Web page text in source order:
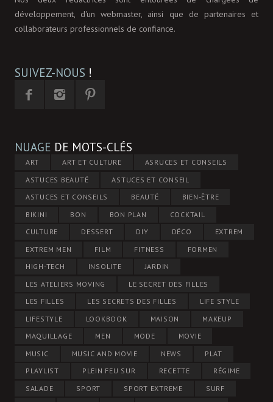
développement, d'un webmaster, ainsi que de partenaires et
collaborateurs professionnels de confiance.
SUIVEZ-NOUS !
NUAGE DE MOTS-CLÉS
ART ART ET CULTURE
ASRUCES ET CONSEILS
ASTUCES BEAUTÉ
ASTUCES ET CONSEIL
ASTUCES ET CONSEILS
BEAUTÉ
BIEN-ÊTRE
BIKINI
BON BON PLAN
COCKTAIL
CULTURE
DESSERT DIY DÉCO
EXTREM
EXTREM MEN
FILM FITNESS
FORMEN
HIGH-TECH
INSOLITE
JARDIN
LES ATELIERS MOVING
LE SECRET DES FILLES
LES FILLES
LES SECRETS DES FILLES
LIFE STYLE
LIFESTYLE
LOOKBOOK MAISON
MAKEUP
MAQUILLAGE
MEN MODE
MOVIE
MUSIC
MUSIC AND MOVIE NEWS
PLAT
PLAYLIST
PLEIN FEU SUR RECETTE
RÉGIME
SALADE
SPORT SPORT EXTREME
SURF